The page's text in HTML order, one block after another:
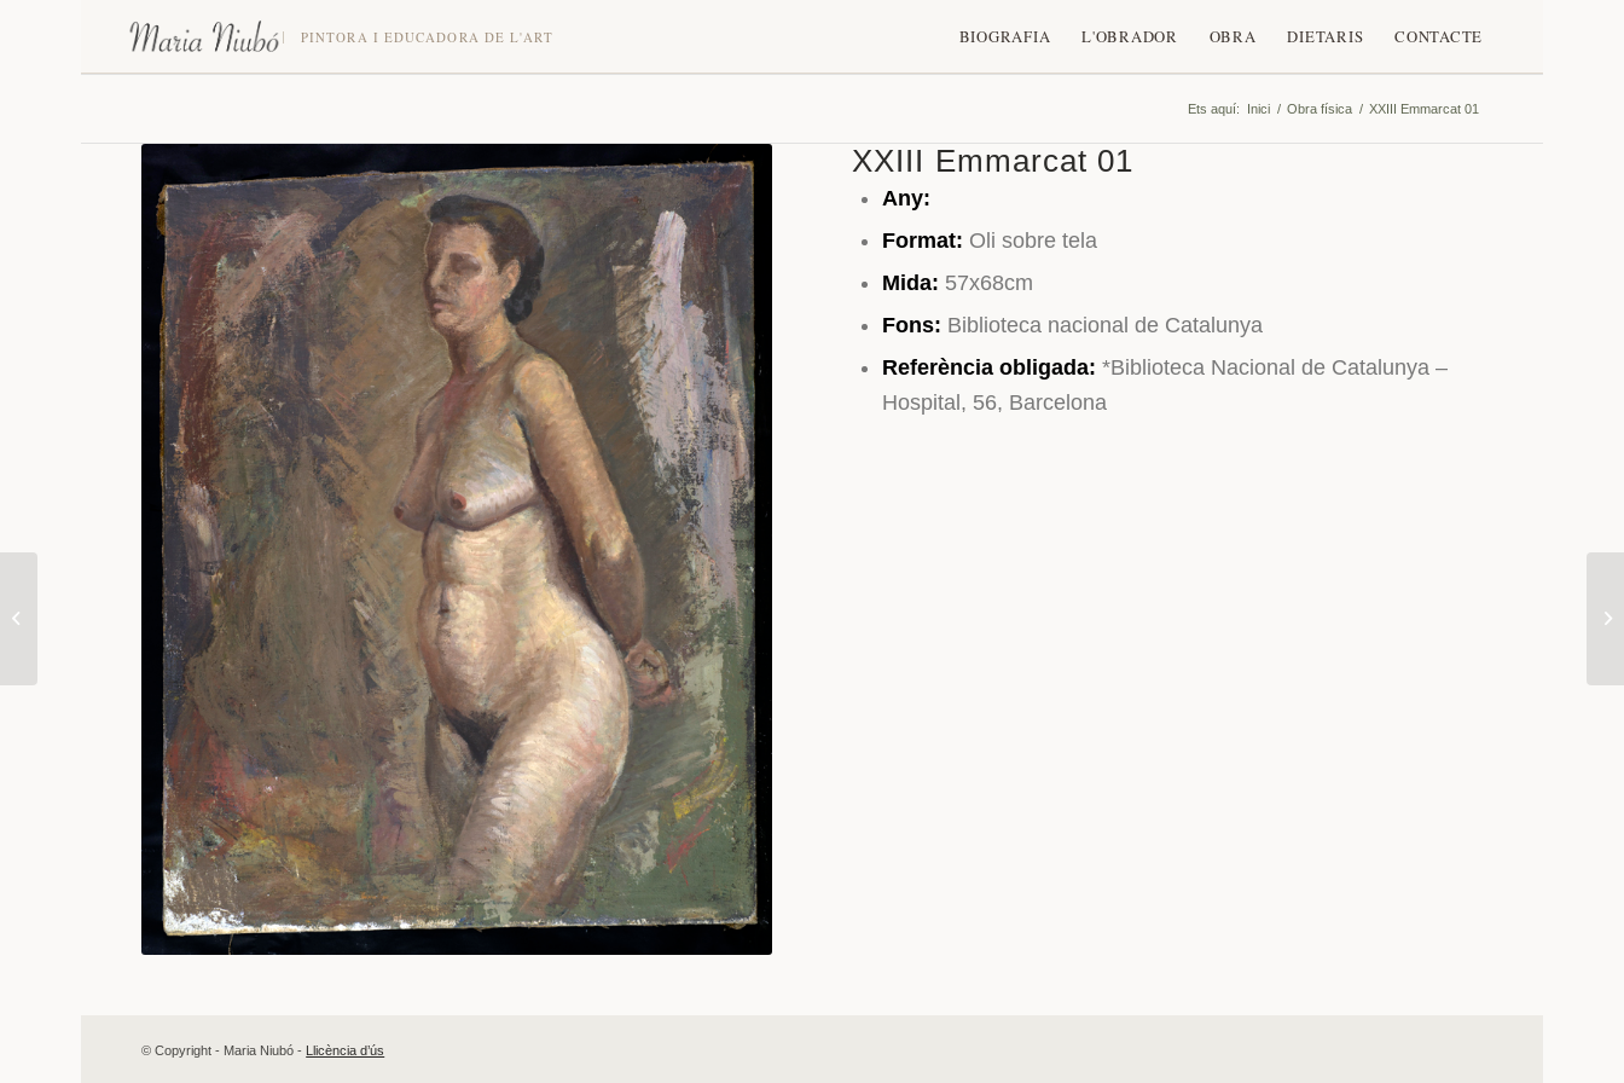
PINTORA I EDUCADORA DE L'ART BIOGRAFIA L'OBRADOR OBRA DIETARIS CONTACTE
Ets aquí: Inici / Obra física / XXIII Emmarcat 01
XXIII Emmarcat 01
Any:
Format: Oli sobre tela
Mida: 57x68cm
Fons: Biblioteca nacional de Catalunya
Referència obligada:*Biblioteca Nacional de Catalunya –
Hospital, 56, Barcelona
© Copyright - Maria Niubó - Llicència d’ús
Projecte de monument